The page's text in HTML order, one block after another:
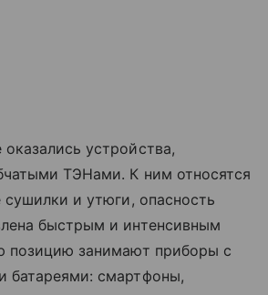
устройства,
ТЭНами. К ним относятся
и утюги, опасность
быстрым и интенсивным
позицию занимают приборы с
батареями: смартфоны,